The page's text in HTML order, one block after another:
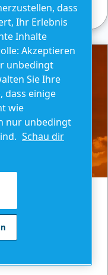
und
dass
Ihr Erlebnis
Inhalte
Akzeptieren
unbedingt
Sie Ihre
dass einige
wie
nur unbedingt
Schau dir